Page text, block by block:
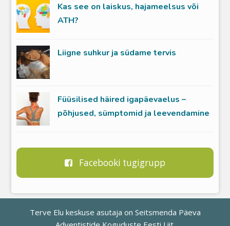
Kas see on laiskus, hajameelsus või
ATH?
Liigne suhkur ja südame tervis
Füüsilised häired igapäevaelus –
põhjused, sümptomid ja leevendamine
Facebooki tugigrupp
Terve Elu keskuse asutaja on Seitsmenda Päeva